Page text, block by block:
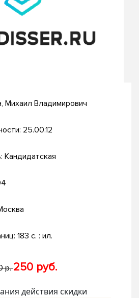
Михаил Владимирович
25.00.12
Кандидатская
183 с. : ил.
р.250 руб.
действия скидки